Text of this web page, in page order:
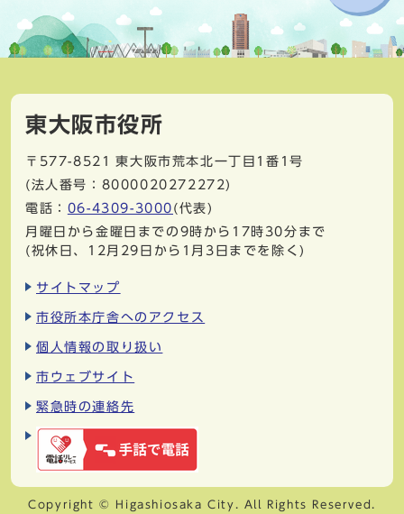
東大阪市役所
〒577-8521
東大阪市荒本北一丁目1番1号
(法人番号：8000020272272)
電話： 06-4309-3000 (代表)
月曜日から金曜日までの9時から17時30分まで
(祝休日、12月29日から1月3日までを除く)
サイトマップ
市役所本庁舎へのアクセス
個人情報の取り扱い
市ウェブサイト
緊急時の連絡先
Copyright © Higashiosaka City. All Rights Reserved.